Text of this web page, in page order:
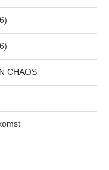
CHAOS